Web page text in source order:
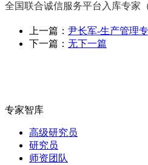
全国联合诚信服务平台入库专家
上一篇： 尹长军-生产管理
下一篇： 无下一篇
专家智库
高级研究员
研究员
师资团队